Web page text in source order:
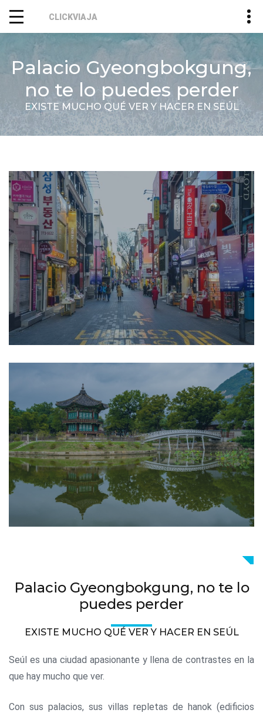
CLICKVIAJA
Palacio Gyeongbokgung,
no te lo puedes perder
EXISTE MUCHO QUÉ VER Y HACER EN SEÚL
Palacio Gyeongbokgung, no te lo
puedes perder
EXISTE MUCHO QUÉ VER Y HACER EN SEÚL
Seúl es una ciudad apasionante y llena de contrastes en la
que hay mucho que ver.
Con sus palacios, sus villas repletas de hanok (edificios